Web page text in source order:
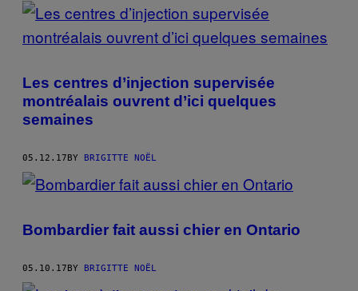
POSTS
BY
THIS
AUTHOR
Les centres d’injection supervisée
montréalais ouvrent d’ici quelques
semaines
05.12.17BY BRIGITTE NOËL
Bombardier fait aussi chier en Ontario
05.10.17BY BRIGITTE NOËL